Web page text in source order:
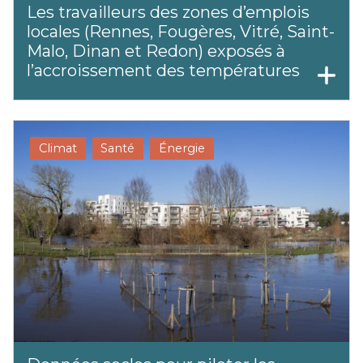
Les travailleurs des zones d’emplois
locales (Rennes, Fougères, Vitré, Saint-
Malo, Dinan et Redon) exposés à
l’accroissement des températures
Climat Santé Énergie